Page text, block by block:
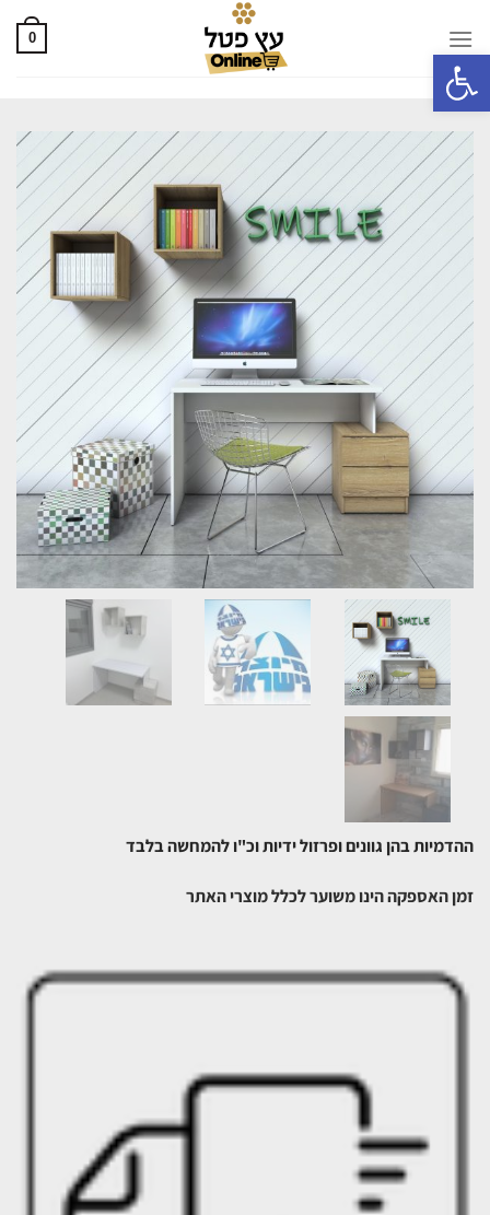
פתח סרגל נגישות
0
ההדמיות בהן גוונים ופרזול ידיות וכ"ו להמחשה בלבד
זמן האספקה הינו משוער לכלל מוצרי האתר